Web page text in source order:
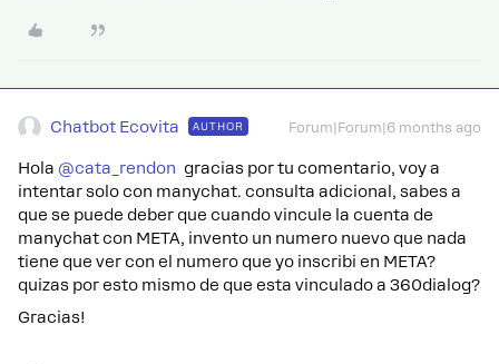
Chatbot Ecovita AUTHOR Forum|Forum|6 months ago
Hola ​ @cata_rendon gracias por tu comentario, voy a
intentar solo con manychat. consulta adicional, sabes a
que se puede deber que cuando vincule la cuenta de
manychat con META, invento un numero nuevo que nada
tiene que ver con el numero que yo inscribi en META?
quizas por esto mismo de que esta vinculado a 360dialog?
Gracias!